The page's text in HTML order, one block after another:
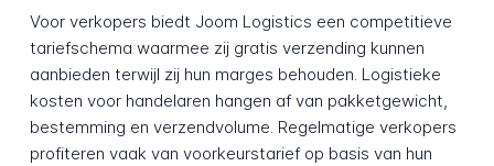
Voor verkopers biedt Joom Logistics een competitieve
tariefschema waarmee zij gratis verzending kunnen
aanbieden terwijl zij hun marges behouden. Logistieke
kosten voor handelaren hangen af van pakketgewicht,
bestemming en verzendvolume. Regelmatige verkopers
profiteren vaak van voorkeurstarief op basis van hun